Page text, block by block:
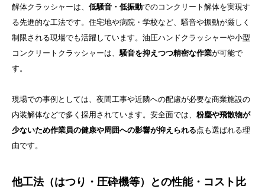
解体クラッシャーは、 低騒音・低振動でのコンクリート解体を実現す
る先進的な工法です。住宅地や病院・学校など、騒音や振動が厳しく
制限される現場でも活躍しています。油圧ハンドクラッシャーや小型
コンクリートクラッシャーは、騒音を抑えつつ精密な作業が可能で
す。
現場での事例としては、夜間工事や近隣への配慮が必要な商業施設の
内装解体などで多く採用されています。安全面では、 粉塵や飛散物が
少ないため作業員の健康や周囲への影響が抑えられる点も選ばれる理
由です。
他工法（はつり・圧砕機等）との性能・コスト比